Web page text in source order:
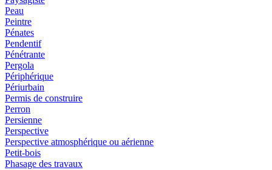
Peau
Peintre
Pénates
Pendentif
Pénétrante
Pergola
Périphérique
Périurbain
Permis de construire
Perron
Persienne
Perspective
Perspective atmosphérique ou aérienne
Petit-bois
Phasage des travaux